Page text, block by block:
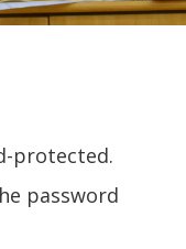
protected.
password